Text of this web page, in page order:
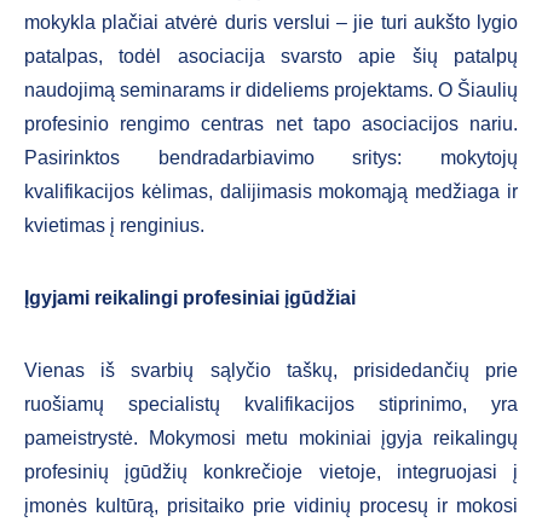
mokykla plačiai atvėrė duris verslui – jie turi aukšto lygio
patalpas, todėl asociacija svarsto apie šių patalpų
naudojimą seminarams ir dideliems projektams. O Šiaulių
profesinio rengimo centras net tapo asociacijos nariu.
Pasirinktos bendradarbiavimo sritys: mokytojų
kvalifikacijos kėlimas, dalijimasis mokomąją medžiaga ir
kvietimas į renginius.
Įgyjami reikalingi profesiniai įgūdžiai
Vienas iš svarbių sąlyčio taškų, prisidedančių prie
ruošiamų specialistų kvalifikacijos stiprinimo, yra
pameistrystė. Mokymosi metu mokiniai įgyja reikalingų
profesinių įgūdžių konkrečioje vietoje, integruojasi į
įmonės kultūrą, prisitaiko prie vidinių procesų ir mokosi